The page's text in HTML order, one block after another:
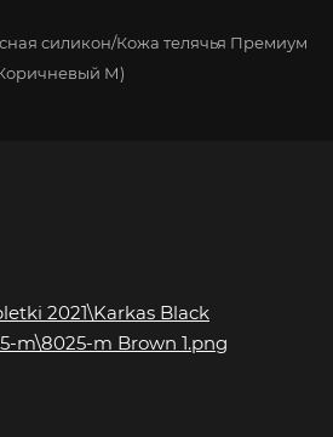
силикон/Кожа телячья Премиум
М)